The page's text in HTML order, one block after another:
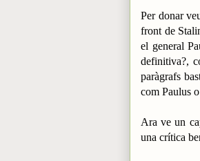
Per donar
front de
el general
definitiva?,
paràgrafs
com Paulus
Ara ve un
una crítica